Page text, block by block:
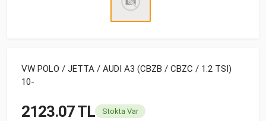
VW POLO / JETTA / AUDI A3 (CBZB / CBZC / 1.2 TSI)
10-
2123.07 TL Stokta Var